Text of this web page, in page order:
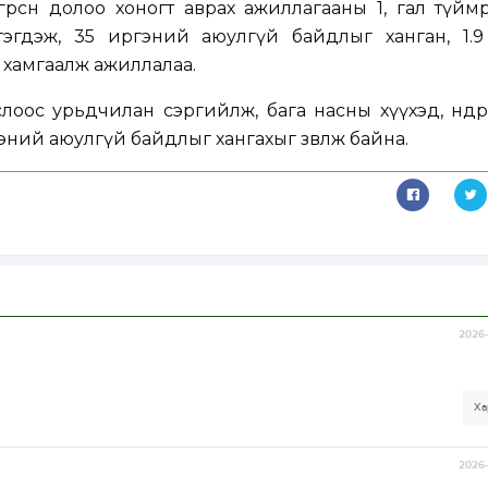
долоо хоногт аврах ажиллагааны 1, гал
35 иргэний аюулгүй байдлыг ханган,
хамгаалж ажиллалаа.
урьдчилан сэргийлж, бага насны хүүхэд,
аюулгүй байдлыг хангахыг зөвлөж байна.